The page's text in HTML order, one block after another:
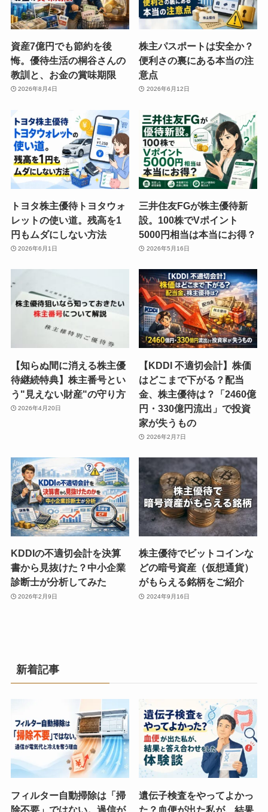
資産7億円でも節約を後
悔。優待生活の桐谷さんの
教訓と、お金の賞味期限
2026年8月4日
株主パスポートは安全か？
便利さの裏にある本当の注
意点
2026年6月12日
トヨタ株主優待トヨタウォ
レットの使い道。残高を1
円もムダにしない方法
2026年6月1日
三井住友FGが株主優待新
設。100株でVポイント
5000円相当は本当にお得？
2026年5月16日
【知らぬ間に消える株主優
待継続特典】株主番号とい
う"見えない財産"の守り方
2026年4月20日
【KDDI 不適切会計】株価
はどこまで下がる？配当
金、株主優待は？「2460億
円・330億円流出」で投資
家が失うもの
2026年2月7日
KDDIの不適切会計を決算
書から見抜けた？中小企業
診断士が分析してみた
2026年2月9日
株主優待でビットコインな
どの暗号資産（仮想通貨）
がもらえる銘柄をご紹介
2024年9月16日
新着記事
フィルター自動掃除は「掃
除不要」ではない。過信が
遺伝子検査をやってよかっ
た？血便が出た私が、結果